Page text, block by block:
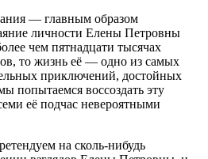
— главным образом
личности Елены Петровны
чем пятнадцати тысячах
то жизнь её — одно из самых
приключений, достойных
попытаемся воссоздать эту
её подчас невероятными
на сколь-нибудь